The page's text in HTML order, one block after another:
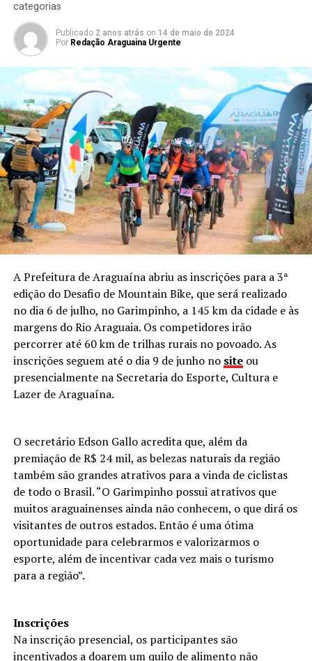
categorias
Publicado 2 anos atrás on 14 de maio de 2024
Por Redação Araguaina Urgente
A Prefeitura de Araguaína abriu as inscrições para a 3ª
edição do Desafio de Mountain Bike, que será realizado
no dia 6 de julho, no Garimpinho, a 145 km da cidade e às
margens do Rio Araguaia. Os competidores irão
percorrer até 60 km de trilhas rurais no povoado. As
inscrições seguem até o dia 9 de junho no site ou
presencialmente na Secretaria do Esporte, Cultura e
Lazer de Araguaína.
O secretário Edson Gallo acredita que, além da
premiação de R$ 24 mil, as belezas naturais da região
também são grandes atrativos para a vinda de ciclistas
de todo o Brasil. “O Garimpinho possui atrativos que
muitos araguainenses ainda não conhecem, o que dirá os
visitantes de outros estados. Então é uma ótima
oportunidade para celebrarmos e valorizarmos o
esporte, além de incentivar cada vez mais o turismo
para a região”.
Inscrições
Na inscrição presencial, os participantes são
incentivados a doarem um quilo de alimento não